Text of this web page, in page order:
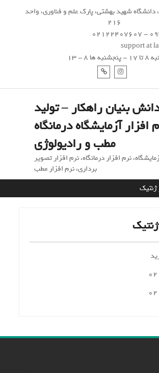
دانشگاه شهید بهشتی، پارک علم و فناوری، واحد
216
support at
8 - 13
بنیان راهکار – تولید
افزار آزمایشگاه درمانگاه
مطب و رادیولوژی
نرم افزار درمانگاه، نرم افزار تصویر
برداری، نرم افزار مطب
ژنتیک